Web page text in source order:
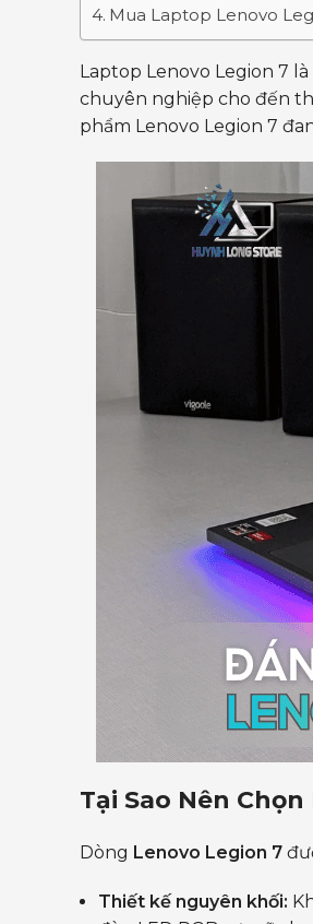
Mua Laptop Lenovo
Laptop Lenovo Legion 7
chuyên nghiệp cho đến
phẩm Lenovo Legion 7
Tại Sao Nên
Dòng Lenovo Legion 7
Thiết kế nguyên khối: